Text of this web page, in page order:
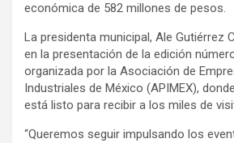
económica de 582 millones de pesos.
La presidenta municipal, Ale Gutiérrez
en la presentación de la edición
organizada por la Asociación de
Industriales de México (APIMEX),
está listo para recibir a los miles de
“Queremos seguir impulsando los